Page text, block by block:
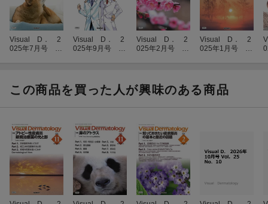
Visual D． 2
025年7月号 Vo
Visual D． 2
025年9月号 Vo
Visual D． 2
025年2月号 Vo
Visual D． 2
025年1月号 Vo
この商品を買った人が興味のある商品